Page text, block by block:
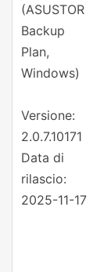
(ASUSTOR
Backup
Plan,
Windows)
Versione:
2.0.7.10171
Data di
rilascio:
2025-11-17